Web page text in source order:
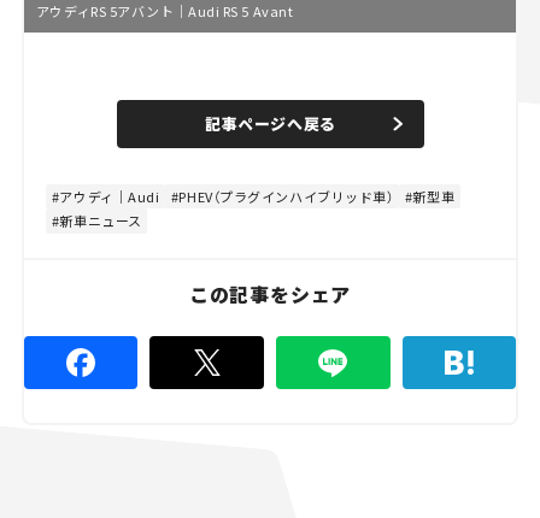
アウディRS 5アバント｜Audi RS 5 Avant
n
e
d
3
記事ページへ戻る
アウディ｜Audi PHEV（プラグインハイブリッド車）
新型車
新車ニュース
この記事をシェア